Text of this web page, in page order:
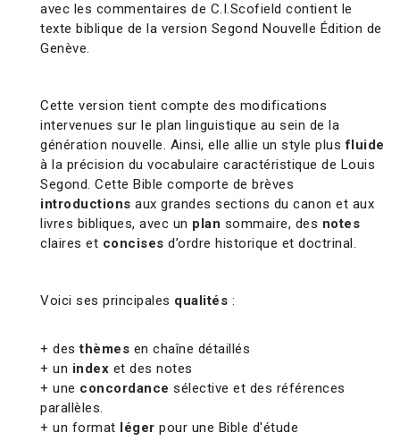
avec les commentaires de C.I.Scofield contient le
texte biblique de la version Segond Nouvelle Édition de
Genève.
Cette version tient compte des modifications
intervenues sur le plan linguistique au sein de la
génération nouvelle. Ainsi, elle allie un style plusfluide
à la précision du vocabulaire caractéristique de Louis
Segond. Cette Bible comporte de brèves
introductions aux grandes sections du canon et aux
livres bibliques, avec un plan sommaire, des notes
claires et concises d’ordre historique et doctrinal.
Voici ses principales qualités :
+ desthèmes en chaîne détaillés
+ un index et des notes
+ une concordance sélective et des références
parallèles.
+ un format léger pour une Bible d'étude